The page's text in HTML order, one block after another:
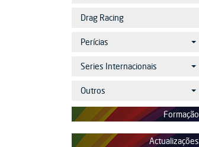
Drag Racing
Perícias
Series Internacionais
Outros
Formação
Actualizações